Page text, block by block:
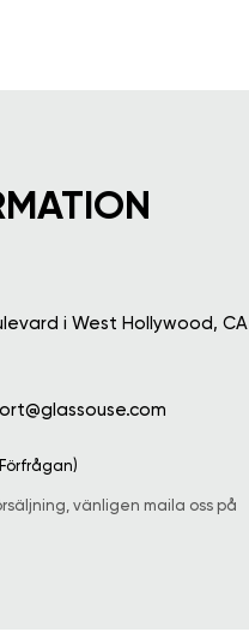
i West Hollywood, CA
vänligen maila oss på